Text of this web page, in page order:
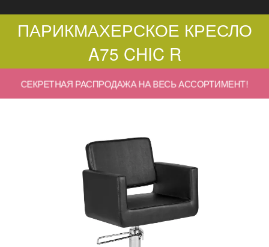
ПАРИКМАХЕРСКОЕ КРЕСЛО
A75 CHIC R
СЕКРЕТНАЯ РАСПРОДАЖА НА ВЕСЬ АССОРТИМЕНТ!